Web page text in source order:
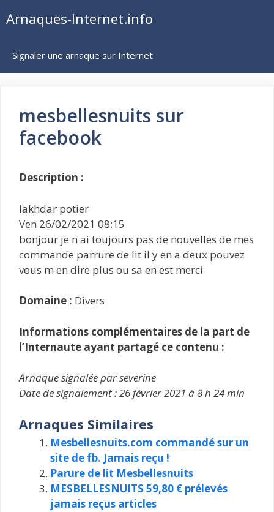
auArnaques-Internet.info
Signaler une arnaque sur Internet
mesbellesnuits sur
facebook
Description :
lakhdar potier
Ven 26/02/2021 08:15
bonjour je n ai toujours pas de nouvelles de mes
commande parrure de lit il y en a deux pouvez
vous m en dire plus ou sa en est merci
Domaine : Divers
Informations complémentaires de la part de
l’Internaute ayant partagé ce contenu :
Arnaque signalée par severine
Date de signalement : 26 février 2021 à 8 h 24 min
Arnaques Similaires
Mesbellesnuits.com commandé sur un
site de fb. Jamais reçu !
Parure de lit Mesbellesnuits
MESBELLESNUITS 59,80 € prélevés
jamais reçus articles